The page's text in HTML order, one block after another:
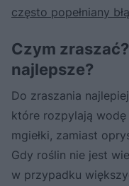
często popełniany
Czym
najlepsze?
Do zraszania
które rozpylają
mgiełki, zamiast
Gdy roślin nie jest
w przypadku